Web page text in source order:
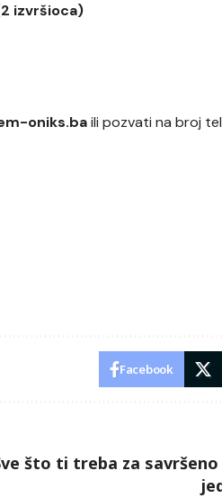
izvršioca)
oniks.ba ili pozvati na broj
Facebook
što ti treba za